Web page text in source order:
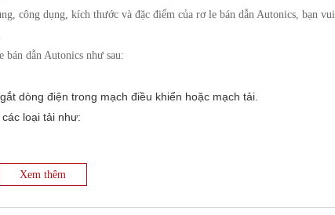
công dụng, kích thước và đặc điểm của rơ le bán dẫn Autonics, bạn
dẫn Autonics như sau:
dòng điện trong mạch điều khiển hoặc mạch tải.
loại tải như:
Xem thêm